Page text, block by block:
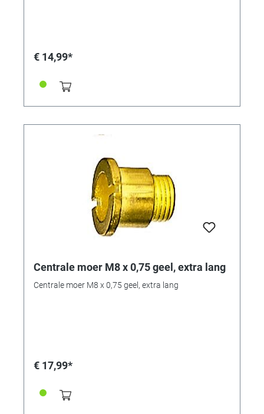
€ 14,99*
Centrale moer M8 x 0,75 geel, extra lang
Centrale moer M8 x 0,75 geel, extra lang
€ 17,99*